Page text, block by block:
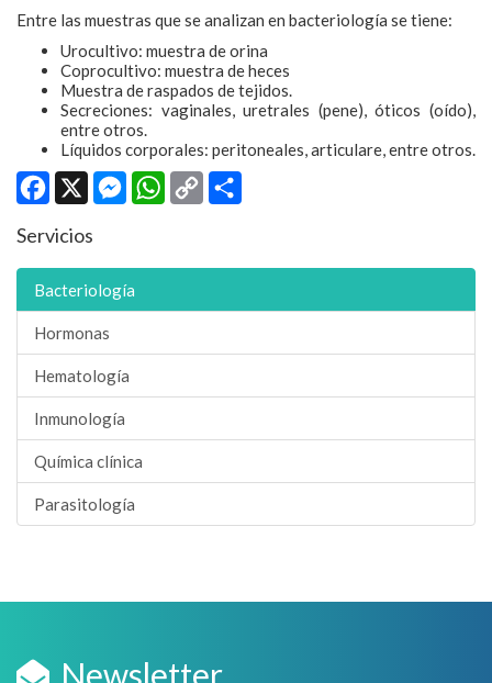
Entre las muestras que se analizan en bacteriología se tiene:
Urocultivo: muestra de orina
Coprocultivo: muestra de heces
Muestra de raspados de tejidos.
Secreciones: vaginales, uretrales (pene), óticos (oído),
entre otros.
Líquidos corporales: peritoneales, articulare, entre otros.
Facebook
X MessengerWhatsApp
Copy
Servicios
Bacteriología
Hormonas
Hematología
Inmunología
Química clínica
Parasitología
Newsletter